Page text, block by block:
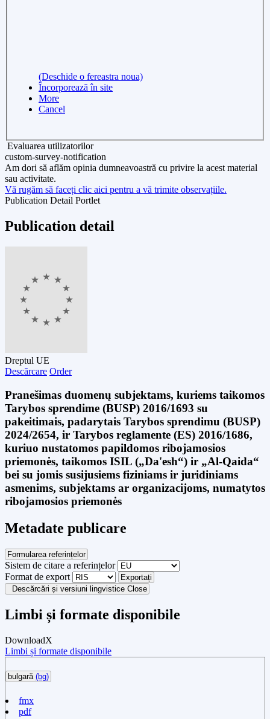
(Deschide o fereastra noua)
Încorporează în site
More
Cancel
Evaluarea utilizatorilor
custom-survey-notification
Am dori să aflăm opinia dumneavoastră cu privire la acest material
sau activitate.
Vă rugăm să faceți clic aici pentru a vă trimite observațiile.
Publication Detail Portlet
Publication detail
Dreptul UE
Descărcare Order
Pranešimas duomenų subjektams, kuriems taikomos
Tarybos sprendime (BUSP) 2016/1693 su
pakeitimais, padarytais Tarybos sprendimu (BUSP)
2024/2654, ir Tarybos reglamente (ES) 2016/1686,
kuriuo nustatomos papildomos ribojamosios
priemonės, taikomos ISIL („Da'esh“) ir „Al-Qaida“
bei su jomis susijusiems fiziniams ir juridiniams
asmenims, subjektams ar organizacijoms, numatytos
ribojamosios priemonės
Metadate publicare
Formularea referințelor
Sistem de citare a referințelor
Format de export
Exportați
Descărcări și versiuni lingvistice Close
Limbi și formate disponibile
DownloadX
Limbi și formate disponibile
bulgară (bg)
fmx
pdf